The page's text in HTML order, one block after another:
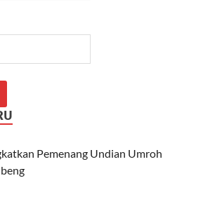
Pemenang Undian Umroh